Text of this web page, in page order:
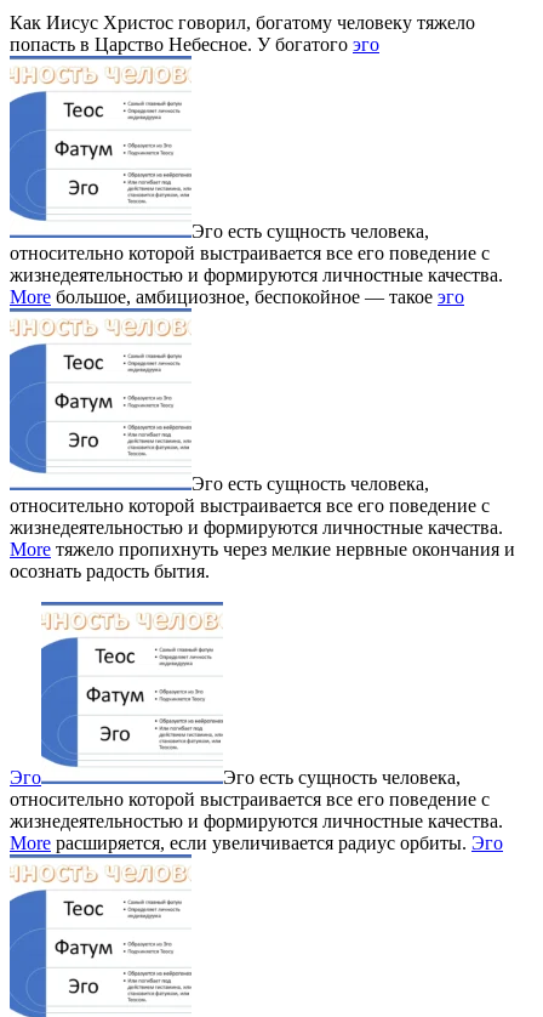
Как Иисус Христос говорил, богатому человеку тяжело
попасть в Царство Небесное. У богатого эго
Эго есть сущность человека,
относительно которой выстраивается все его поведение с
жизнедеятельностью и формируются личностные качества.
More большое, амбициозное, беспокойное — такое эго
Эго есть сущность человека,
относительно которой выстраивается все его поведение с
жизнедеятельностью и формируются личностные качества.
More тяжело пропихнуть через мелкие нервные окончания и
осознать радость бытия.
Эго
Эго есть сущность человека,
относительно которой выстраивается все его поведение с
жизнедеятельностью и формируются личностные качества.
More расширяется, если увеличивается радиус орбиты. Эго